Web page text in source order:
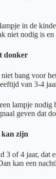
in de
niet nodig is
donker
bang voor
van 3-4
lampje
geven dat
kan zijn
3 of 4 jaar,
kan een